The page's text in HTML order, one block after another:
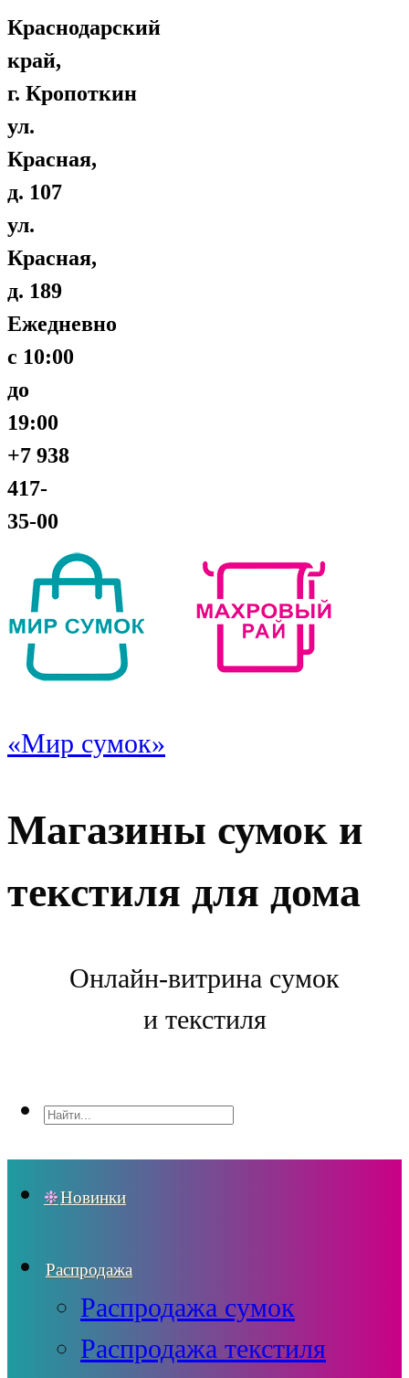
Краснодарский
край,
г. Кропоткин
ул.
Красная,
д. 107
ул.
Красная,
д. 189
Ежедневно
с 10:00
до
19:00
+7 938
417-
35-00
«Мир сумок»
Магазины сумок и
текстиля для дома
Онлайн-витрина сумок
и текстиля
Новинки
Распродажа
Распродажа сумок
Распродажа текстиля